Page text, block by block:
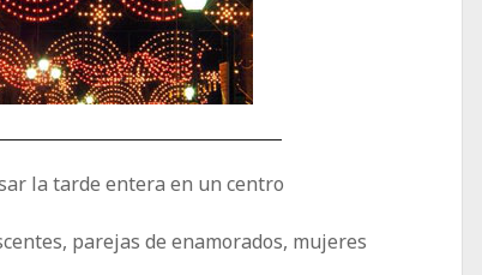
la tarde entera en un centro
parejas de enamorados, mujeres